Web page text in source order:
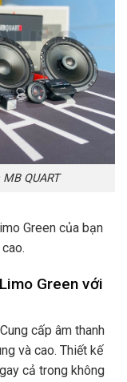
QUART
Green của bạn
Green với
cấp âm thanh
và cao. Thiết kế
cả trong không